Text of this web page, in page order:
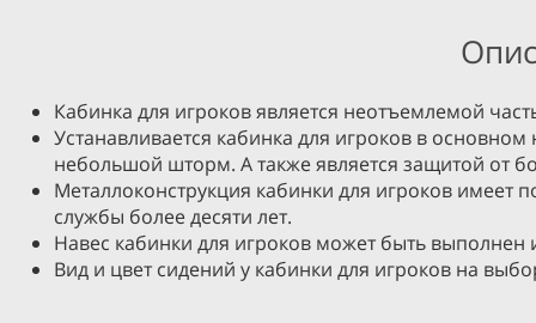
Кабинка для игроков является неотъемлемой
Устанавливается кабинка для игроков в
небольшой шторм. А также является защитой от
Металлоконструкция кабинки для игроков имеет
службы более десяти лет.
Навес кабинки для игроков может быть
Вид и цвет сидений у кабинки для игроков на